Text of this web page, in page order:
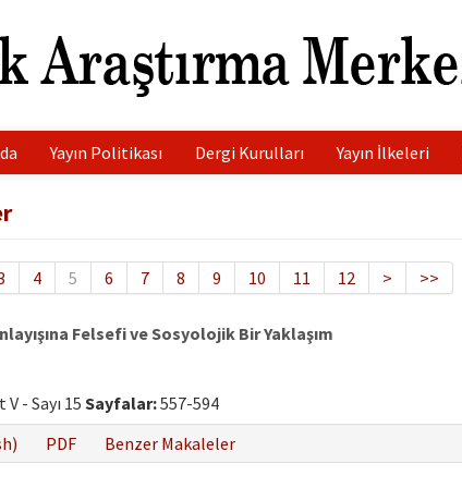
Yayın Politikası Dergi Kurulları Yayın İlkeleri
4 5 6 7 8 9 10 11 12 > >>
Felsefi ve Sosyolojik Bir Yaklaşım
- Sayı 15Sayfalar:557-594
PDF Benzer Makaleler